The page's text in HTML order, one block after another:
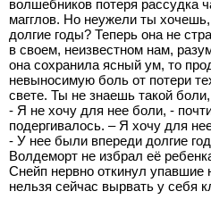
волшебников потеря рассудка
магглов. Но неужели ты
долгие годы? Теперь она не
в своем, неизвестном нам,
она сохранила ясный ум, то
невыносимую боль от потери
свете. Ты не знаешь такой
- Я не хочу для нее боли, -
подергивалось. – Я хочу для
- У нее были впереди долгие
Волдеморт не избрал её
Снейп нервно откинул упавшие
нельзя сейчас вырвать у себя